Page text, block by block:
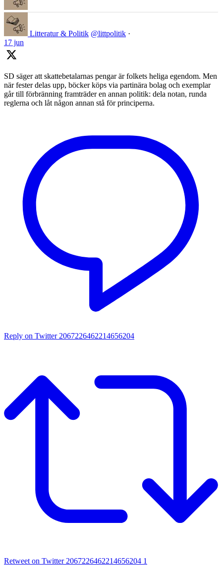
Litteratur & Politik @littpolitik ·
17 jun
SD säger att skattebetalarnas pengar är folkets heliga egendom. Men
när fester delas upp, böcker köps via partinära bolag och exemplar
går till förbränning framträder en annan politik: dela notan, runda
reglerna och låt någon annan stå för principerna.
Reply on Twitter 2067226462214656204
Retweet on Twitter 2067226462214656204 1